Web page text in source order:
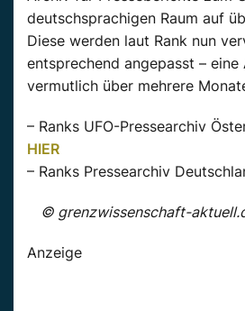
deutschsprachigen Raum auf
Diese werden laut Rank nun
entsprechend angepasst –
vermutlich über mehrere
– Ranks UFO-Pressearchiv
HIER
– Ranks Pressearchiv
© grenzwissenschaft-
Anzeige